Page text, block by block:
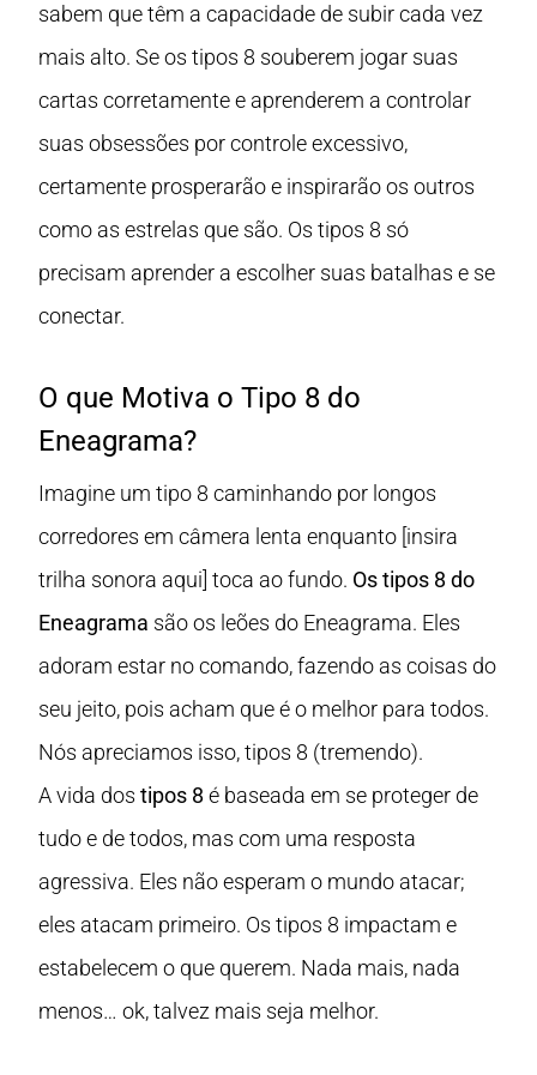
sabem que têm a capacidade de subir cada vez
mais alto. Se os tipos 8 souberem jogar suas
cartas corretamente e aprenderem a controlar
suas obsessões por controle excessivo,
certamente prosperarão e inspirarão os outros
como as estrelas que são. Os tipos 8 só
precisam aprender a escolher suas batalhas e se
conectar.
O que Motiva o Tipo 8 do
Eneagrama?
Imagine um tipo 8 caminhando por longos
corredores em câmera lenta enquanto [insira
trilha sonora aqui] toca ao fundo. Os tipos 8 do
Eneagrama são os leões do Eneagrama. Eles
adoram estar no comando, fazendo as coisas do
seu jeito, pois acham que é o melhor para todos.
Nós apreciamos isso, tipos 8 (tremendo).
A vida dos tipos 8 é baseada em se proteger de
tudo e de todos, mas com uma resposta
agressiva. Eles não esperam o mundo atacar;
eles atacam primeiro. Os tipos 8 impactam e
estabelecem o que querem. Nada mais, nada
menos… ok, talvez mais seja melhor.